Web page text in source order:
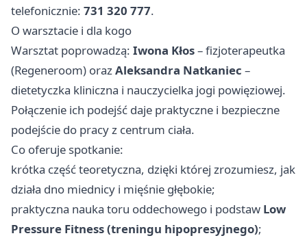
telefonicznie: 731 320 777.
O warsztacie i dla kogo
Warsztat poprowadzą: Iwona Kłos– fizjoterapeutka
(Regeneroom) orazAleksandra Natkaniec –
dietetyczka kliniczna i nauczycielka jogi powięziowej.
Połączenie ich podejść daje praktyczne i bezpieczne
podejście do pracy z centrum ciała.
Co oferuje spotkanie:
krótka część teoretyczna, dzięki której zrozumiesz, jak
działa dno miednicy i mięśnie głębokie;
praktyczna nauka toru oddechowego i podstaw Low
Pressure Fitness (treningu hipopresyjnego);